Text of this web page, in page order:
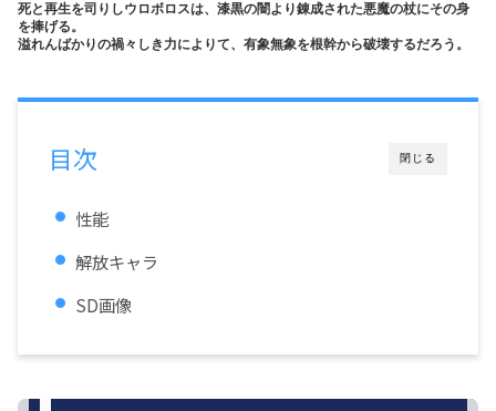
死と再生を司りしウロボロスは、漆黒の闇より錬成された悪魔の杖にその身
を捧げる。
溢れんばかりの禍々しき力によりて、有象無象を根幹から破壊するだろう。
閉じる
目次
性能
解放キャラ
SD画像